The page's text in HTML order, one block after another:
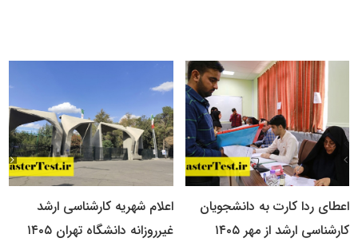
اعطای ردا کارت به دانشجویان
کارشناسی ارشد از مهر ۱۴۰۵
اعلام شهریه کارشناسی ارشد
غیرروزانه دانشگاه تهران ۱۴۰۵